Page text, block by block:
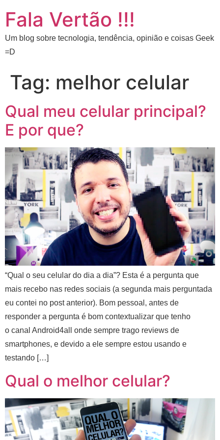
Fala Vertão !!!
Um blog sobre tecnologia, tendência, opinião e coisas Geek
=D
Tag: melhor celular
Qual meu celular principal?
E por que?
“Qual o seu celular do dia a dia”? Esta é a pergunta que
mais recebo nas redes sociais (a segunda mais perguntada
eu contei no post anterior). Bom pessoal, antes de
responder a pergunta é bom contextualizar que tenho
o canal Android4all onde sempre trago reviews de
smartphones, e devido a ele sempre estou usando e
testando […]
Qual o melhor celular?